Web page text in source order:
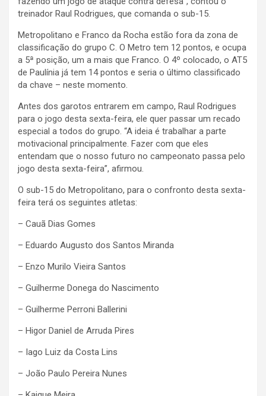
treinador Raul Rodrigues, que comanda o sub-15.
Metropolitano e Franco da Rocha estão fora da zona de
classificação do grupo C. O Metro tem 12 pontos, e ocupa
a 5ª posição, um a mais que Franco. O 4º colocado, o AT5
de Paulínia já tem 14 pontos e seria o último classificado
da chave – neste momento.
Antes dos garotos entrarem em campo, Raul Rodrigues
para o jogo desta sexta-feira, ele quer passar um recado
especial a todos do grupo. “A ideia é trabalhar a parte
motivacional principalmente. Fazer com que eles
entendam que o nosso futuro no campeonato passa pelo
jogo desta sexta-feira”, afirmou.
O sub-15 do Metropolitano, para o confronto desta sexta-
feira terá os seguintes atletas:
– Cauã Dias Gomes
– Eduardo Augusto dos Santos Miranda
– Enzo Murilo Vieira Santos
– Guilherme Donega do Nascimento
– Guilherme Perroni Ballerini
– Higor Daniel de Arruda Pires
– Iago Luiz da Costa Lins
– João Paulo Pereira Nunes